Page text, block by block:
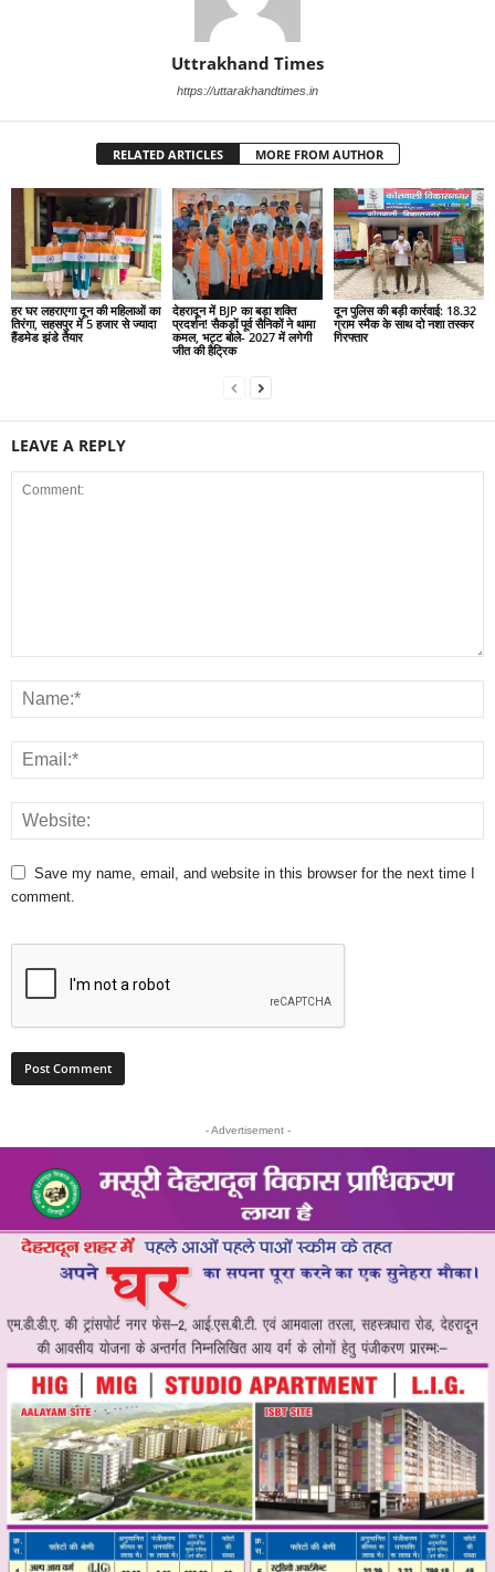
Uttrakhand Times
https://uttarakhandtimes.in
RELATED ARTICLES MORE FROM AUTHOR
हर घर लहराएगा दून की महिलाओं का
तिरंगा, सहसपुर में 5 हजार से ज्यादा
हैंडमेड झंडे तैयार
देहरादून में BJP का बड़ा शक्ति
प्रदर्शन! सैकड़ों पूर्व सैनिकों ने थामा
कमल, भट्ट बोले- 2027 में लगेगी
जीत की हैट्रिक
दून पुलिस की बड़ी कार्रवाई: 18.32
ग्राम स्मैक के साथ दो नशा तस्कर
गिरफ्तार
LEAVE A REPLY
Save my name, email, and website in this browser for the next time I
comment.
- Advertisement -